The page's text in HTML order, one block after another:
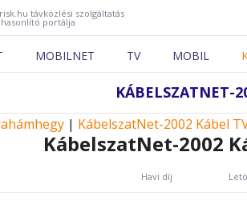
távközlési szolgáltatás
portálja
MOBILNET TV MOBIL
KÁBELSZATNET-
| KábelszatNet-2002 Kábel
KábelszatNet-2002
Havi díj